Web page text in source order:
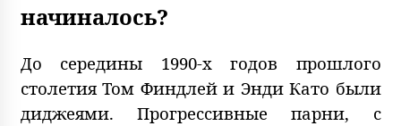
начиналось?
До середины 1990-х годов прошлого
столетия Том Финдлей и Энди Като были
диджеями. Прогрессивные парни, с